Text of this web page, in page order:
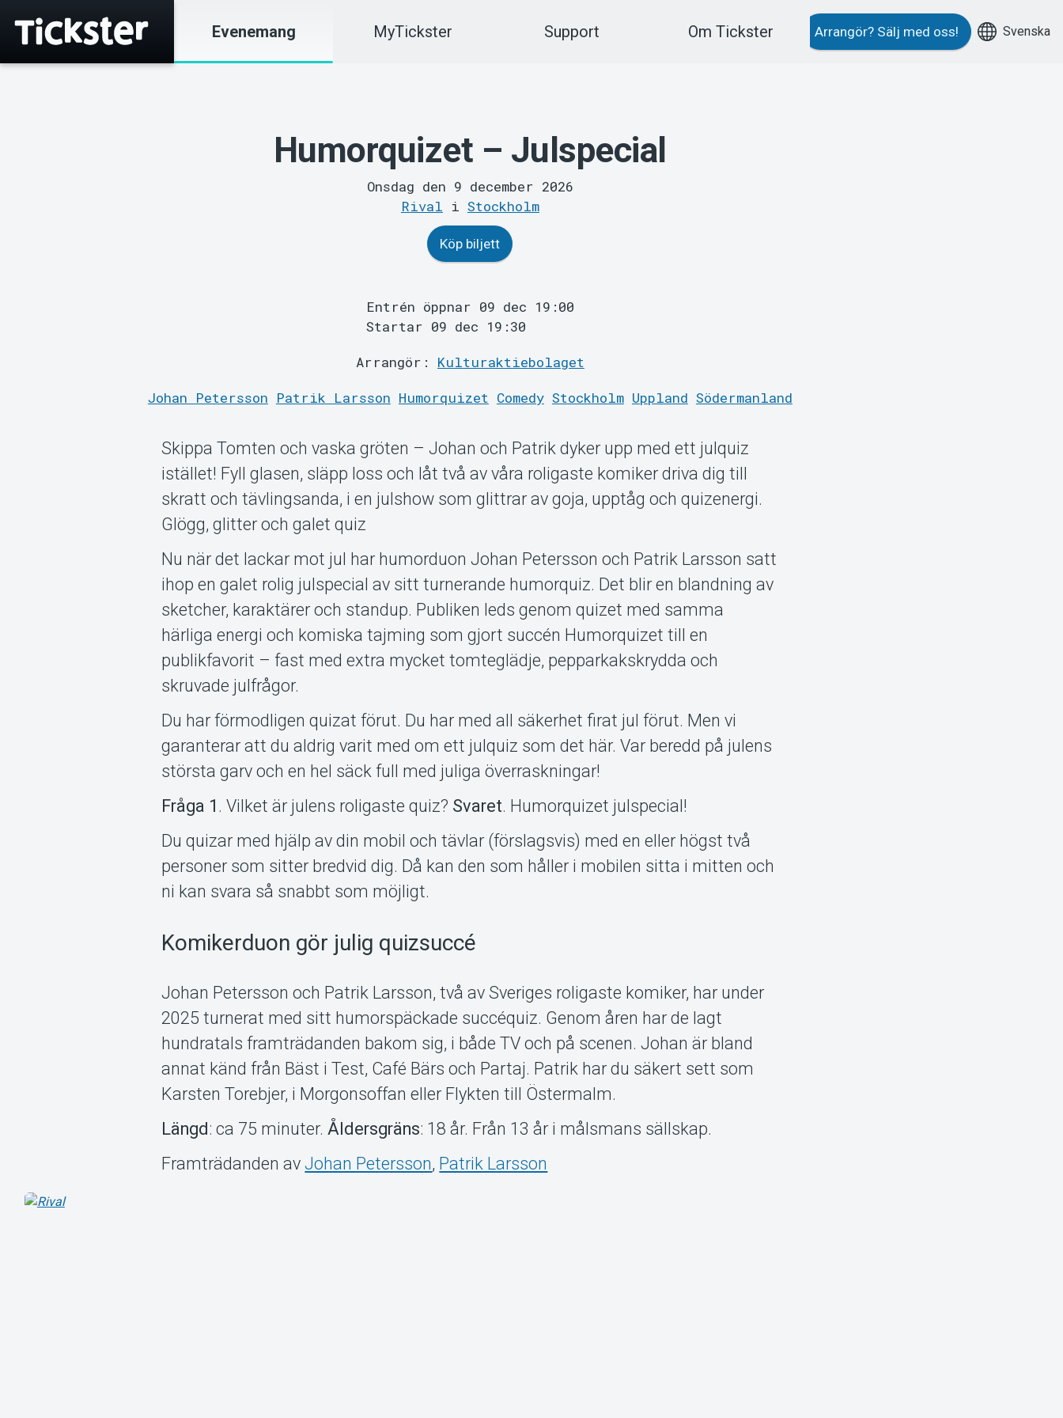
Evenemang MyTickster Support Om Tickster Arrangör? Sälj med oss! Svenska
Humorquizet – Julspecial
Onsdag den 9 december 2026
Rival i Stockholm
Köp biljett
Entrén öppnar 09 dec 19:00
Startar 09 dec 19:30
Arrangör: Kulturaktiebolaget
Johan Petersson Patrik Larsson Humorquizet Comedy Stockholm Uppland Södermanland
Skippa Tomten och vaska gröten – Johan och Patrik dyker upp med ett julquiz
istället! Fyll glasen, släpp loss och låt två av våra roligaste komiker driva dig till
skratt och tävlingsanda, i en julshow som glittrar av goja, upptåg och quizenergi.
Glögg, glitter och galet quiz
Nu när det lackar mot jul har humorduon Johan Petersson och Patrik Larsson satt
ihop en galet rolig julspecial av sitt turnerande humorquiz. Det blir en blandning av
sketcher, karaktärer och standup. Publiken leds genom quizet med samma
härliga energi och komiska tajming som gjort succén Humorquizet till en
publikfavorit – fast med extra mycket tomteglädje, pepparkakskrydda och
skruvade julfrågor.
Du har förmodligen quizat förut. Du har med all säkerhet firat jul förut. Men vi
garanterar att du aldrig varit med om ett julquiz som det här. Var beredd på julens
största garv och en hel säck full med juliga överraskningar!
Fråga 1 . Vilket är julens roligaste quiz? Svaret. Humorquizet julspecial!
Du quizar med hjälp av din mobil och tävlar (förslagsvis) med en eller högst två
personer som sitter bredvid dig. Då kan den som håller i mobilen sitta i mitten och
ni kan svara så snabbt som möjligt.
Komikerduon gör julig quizsuccé
Johan Petersson och Patrik Larsson, två av Sveriges roligaste komiker, har under
2025 turnerat med sitt humor­späckade succéquiz. Genom åren har de lagt
hundratals fram­trädanden bakom sig, i både TV och på scenen. Johan är bland
annat känd från Bäst i Test, Café Bärs och Partaj. Patrik har du säkert sett som
Karsten Torebjer, i Morgon­soffan eller Flykten till Östermalm.
Längd : ca 75 minuter.Åldersgräns: 18 år. Från 13 år i målsmans sällskap.
Framträdanden av Johan Petersson, Patrik Larsson